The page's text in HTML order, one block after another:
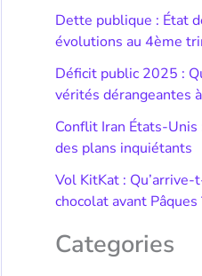
Dette publique : État
évolutions au 4ème
Déficit public 2025 :
vérités dérangeantes
Conflit Iran États-
des plans inquiétants
Vol KitKat :
chocolat avant Pâques
Categories